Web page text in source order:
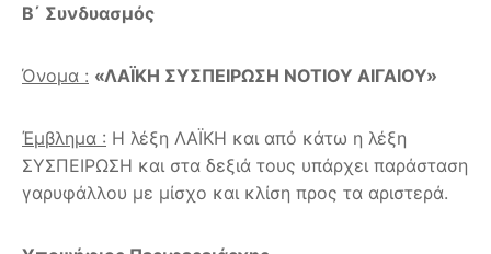
Β΄ Συνδυασμός
Όνομα : «ΛΑΪΚΗ ΣΥΣΠΕΙΡΩΣΗ ΝΟΤΙΟΥ ΑΙΓΑΙΟΥ»
Έμβλημα : Η λέξη ΛΑΪΚΗ και από κάτω η λέξη
ΣΥΣΠΕΙΡΩΣΗ και στα δεξιά τους υπάρχει παράσταση
γαρυφάλλου με μίσχο και κλίση προς τα αριστερά.